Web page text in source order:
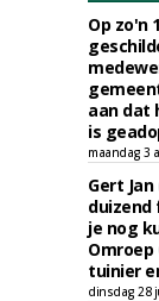
Op zo'n
aan dat
is
maandag 3
Gert
duizend
je nog
tuinier
dinsdag 28